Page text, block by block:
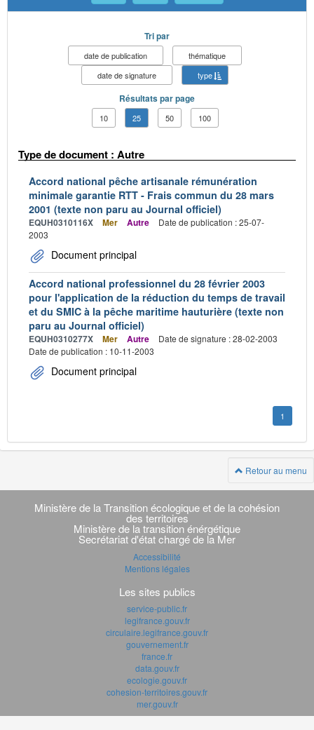
Tri par
date de publication
thématique
date de signature
type
Résultats par page
10 25 50 100
Type de document : Autre
Accord national pêche artisanale rémunération
minimale garantie RTT - Frais commun du 28 mars
2001 (texte non paru au Journal officiel)
EQUH0310116X Mer Autre
Date de publication : 25-07-
2003
Document principal
Accord national professionnel du 28 février 2003
pour l'application de la réduction du temps de travail
et du SMIC à la pêche maritime hauturière (texte non
paru au Journal officiel)
EQUH0310277X Mer Autre
Date de signature : 28-02-2003
Date de publication : 10-11-2003
Document principal
1
Retour au menu
Navigation
transverse
Ministère de la Transition écologique et de la cohésion
des territoires
Ministère de la transition énérgétique
Secrétariat d'état chargé de la Mer
Accessibilité
Mentions légales
Les sites publics
service-public.fr
legifrance.gouv.fr
circulaire.legifrance.gouv.fr
gouvernement.fr
france.fr
data.gouv.fr
ecologie.gouv.fr
cohesion-territoires.gouv.fr
mer.gouv.fr